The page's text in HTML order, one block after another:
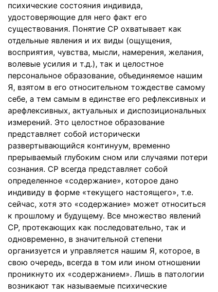
психические состояния индивида,
удостоверяющие для него факт его
существования. Понятие СР охватывает как
отдельные явления и их виды (ощущения,
восприятия, чувства, мысли, намерения, желания,
волевые усилия и т.д.), так и целостное
персональное образование, объединяемое нашим
Я, взятом в его относительном тождестве самому
себе, а тем самым в единстве его рефлексивных и
арефлексивных, актуальных и диспозициональных
измерений. Это целостное образование
представляет собой исторически
развертывающийся континуум, временно
прерываемый глубоким сном или случаями потери
сознания. СР всегда представляет собой
определенное «содержание», которое дано
индивиду в форме «текущего настоящего», т.е.
сейчас, хотя это «содержание» может относиться
к прошлому и будущему. Все множество явлений
СР, протекающих как последовательно, так и
одновременно, в значительной степени
организуется и управляется нашим Я, которое, в
свою очередь, всегда в том или ином отношении
проникнуто их «содержанием». Лишь в патологии
возникают так называемые психические